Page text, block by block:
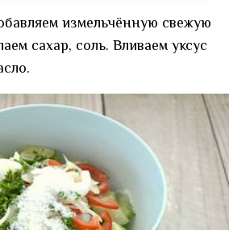
измельчённую свежую
сахар, соль. Вливаем уксус